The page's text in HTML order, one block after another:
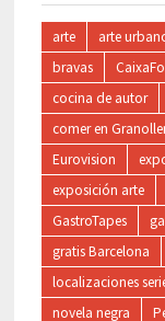
arte arte
bravas
cocina de autor
comer en
Eurovision
exposición arte
GastroTapes
gratis Barcelona
localizaciones
novela negra